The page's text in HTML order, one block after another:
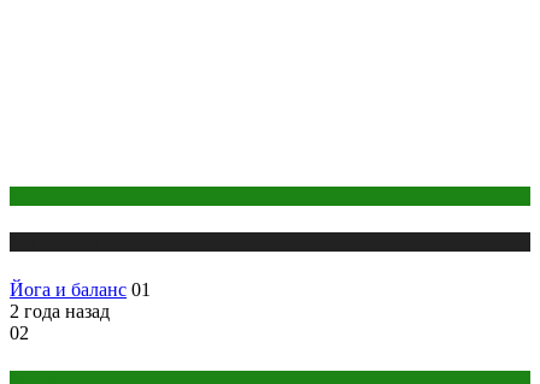
Йога и баланс 01
2 года назад
02